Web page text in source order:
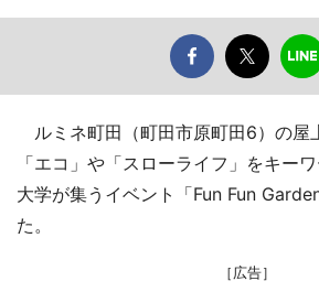
ルミネ町田（町田市原町田6）の屋
「エコ」や「スローライフ」をキー
大学が集うイベント「Fun Fun
た。
［広告］